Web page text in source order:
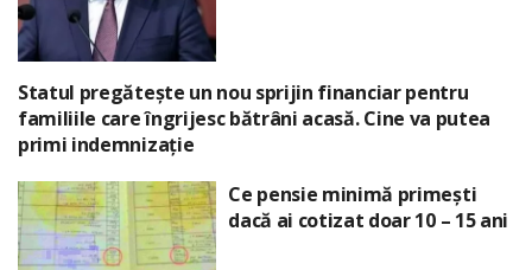
Statul pregătește un nou sprijin financiar pentru
familiile care îngrijesc bătrâni acasă. Cine va putea
primi indemnizație
Ce pensie minimă primești
dacă ai cotizat doar 10 – 15 ani